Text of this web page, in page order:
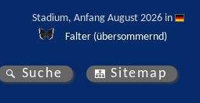
Stadium, Anfang August 2026 in
Falter (übersommernd)
Suche Sitemap